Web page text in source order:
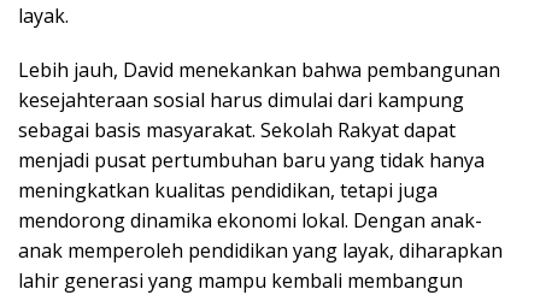
layak.
Lebih jauh, David menekankan bahwa pembangunan
kesejahteraan sosial harus dimulai dari kampung
sebagai basis masyarakat. Sekolah Rakyat dapat
menjadi pusat pertumbuhan baru yang tidak hanya
meningkatkan kualitas pendidikan, tetapi juga
mendorong dinamika ekonomi lokal. Dengan anak-
anak memperoleh pendidikan yang layak, diharapkan
lahir generasi yang mampu kembali membangun